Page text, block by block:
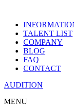
TALENT LIST
COMPANY
BLOG
FAQ
CONTACT
AUDITION
MENU